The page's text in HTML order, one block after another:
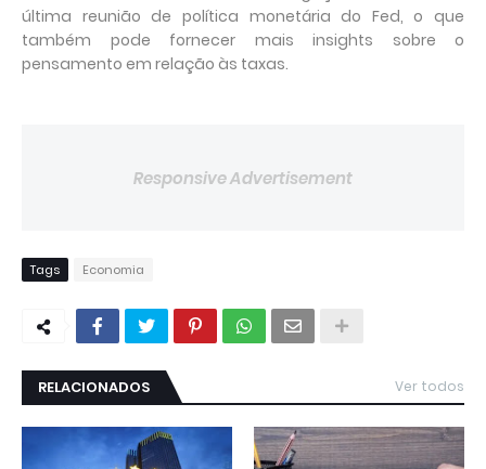
última reunião de política monetária do Fed, o que
também pode fornecer mais insights sobre o
pensamento em relação às taxas.
Responsive Advertisement
Tags Economia
RELACIONADOS Ver todos